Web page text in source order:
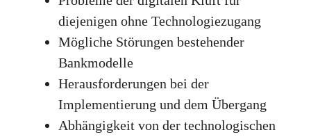
diejenigen ohne Technologiezugang
Mögliche Störungen bestehender
Bankmodelle
Herausforderungen bei der
Implementierung und dem Übergang
Abhängigkeit von der technologischen